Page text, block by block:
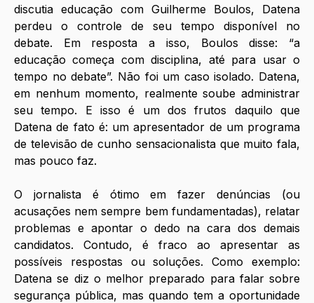
discutia educação com Guilherme Boulos, Datena
perdeu o controle de seu tempo disponível no
debate. Em resposta a isso, Boulos disse: “a
educação começa com disciplina, até para usar o
tempo no debate”. Não foi um caso isolado. Datena,
em nenhum momento, realmente soube administrar
seu tempo. E isso é um dos frutos daquilo que
Datena de fato é: um apresentador de um programa
de televisão de cunho sensacionalista que muito fala,
mas pouco faz.
O jornalista é ótimo em fazer denúncias (ou
acusações nem sempre bem fundamentadas), relatar
problemas e apontar o dedo na cara dos demais
candidatos. Contudo, é fraco ao apresentar as
possíveis respostas ou soluções. Como exemplo:
Datena se diz o melhor preparado para falar sobre
segurança pública, mas quando tem a oportunidade